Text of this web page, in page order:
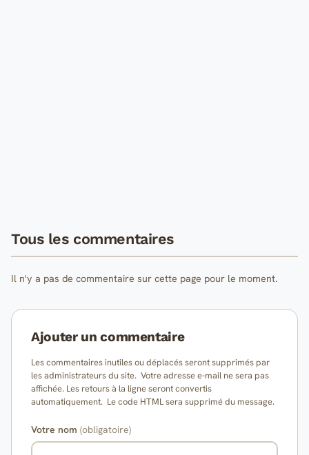
Tous les commentaires
Il n'y a pas de commentaire sur cette page pour le moment.
Ajouter un commentaire
Les commentaires inutiles ou déplacés seront supprimés par
les administrateurs du site. Votre adresse e-mail ne sera pas
affichée. Les retours à la ligne seront convertis
automatiquement. Le code HTML sera supprimé du message.
Votre nom (obligatoire)